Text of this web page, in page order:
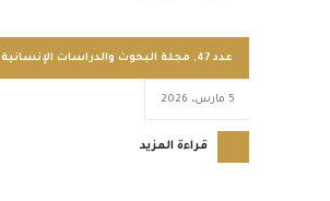
عدد 47 , مجلة البحوث والدراسات الإنسانية
5 مارس، 2026
قراءة المزيد